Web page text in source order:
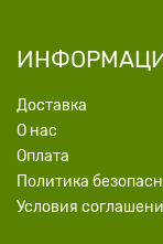
Доставка
О нас
Оплата
Политика
Условия